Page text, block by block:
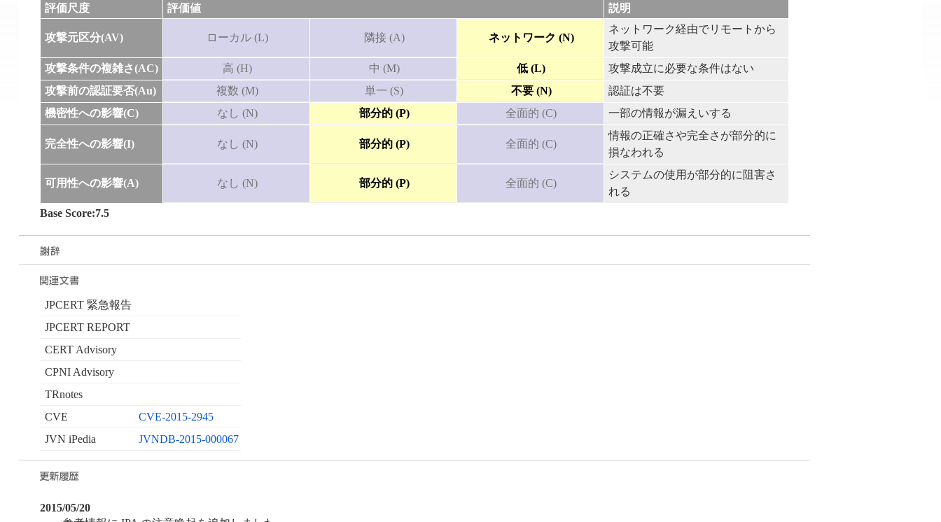
評価尺度 評価値 説明
攻撃元区分(AV) ローカル (L) 隣接 (A) ネットワーク (N)
ネットワーク経由でリモートから
攻撃可能
攻撃条件の複雑さ(AC)
高 (H) 中 (M) 低 (L)
攻撃成立に必要な条件はない
攻撃前の認証要否(Au)
複数 (M) 単一 (S) 不要 (N)
認証は不要
機密性への影響(C)
なし (N) 部分的 (P) 全面的 (C) 一部の情報が漏えいする
完全性への影響(I) なし (N) 部分的 (P) 全面的 (C)
情報の正確さや完全さが部分的に
損なわれる
可用性への影響(A) なし (N) 部分的 (P) 全面的 (C)
システムの使用が部分的に阻害さ
れる
Base Score:7.5
JPCERT 緊急報告
JPCERT REPORT
CERT Advisory
CPNI Advisory
TRnotes
CVE
CVE-2015-2945
JVN iPedia
JVNDB-2015-000067
2015/05/20